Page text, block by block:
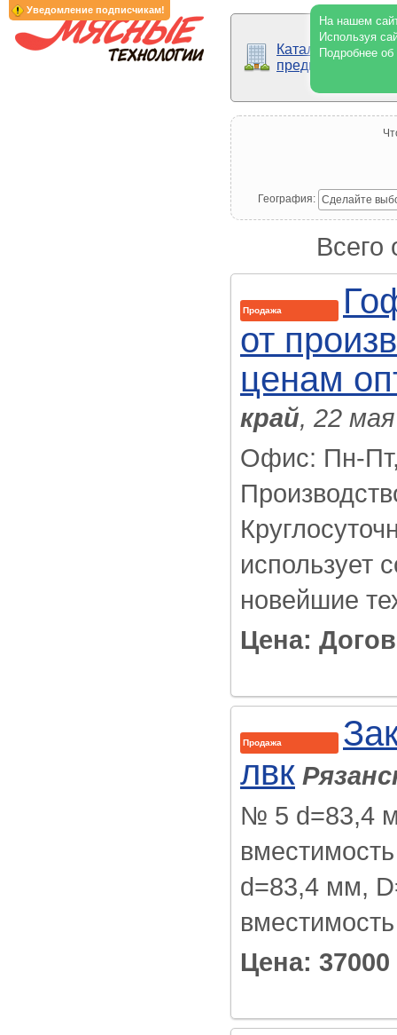
Уведомление подписчикам!
На нашем
Используя
Подробнее
Каталог
предприятий
География: Сделайте
Всего
Продажа
от
ценам
край, 22 мая
Офис: Пн-
использует
новейшие
Цена:
Продажа
лвк
№ 5 d=83,4
d=83,4 мм,
Цена: 37000